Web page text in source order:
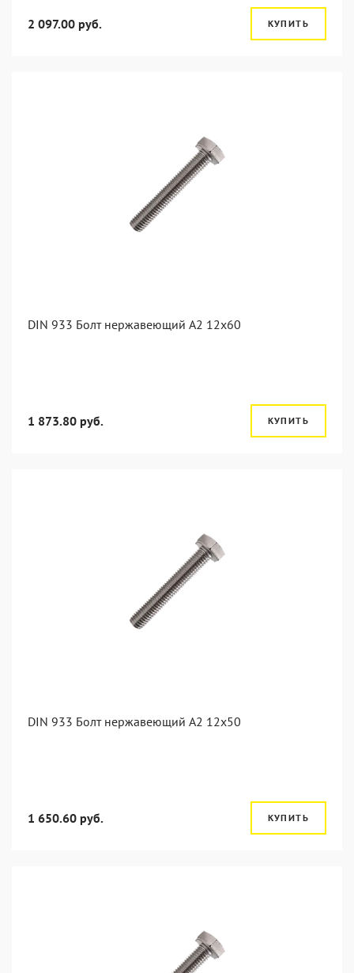
2 097.00 руб. КУПИТЬ
DIN 933 Болт нержавеющий А2 12х60
1 873.80 руб. КУПИТЬ
DIN 933 Болт нержавеющий А2 12х50
1 650.60 руб. КУПИТЬ